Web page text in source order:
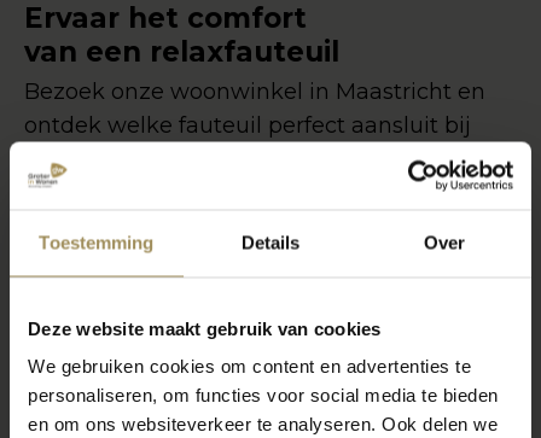
Toestemming Details Over
Deze website maakt gebruik van cookies
We gebruiken cookies om content en advertenties te
personaliseren, om functies voor social media te bieden
en om ons websiteverkeer te analyseren. Ook delen we
Ervaar het comfort
van een relaxfauteuil
Bezoek onze woonwinkel in Maastricht en
ontdek welke fauteuil perfect aansluit bij
jouw wensen en zitcomfort.